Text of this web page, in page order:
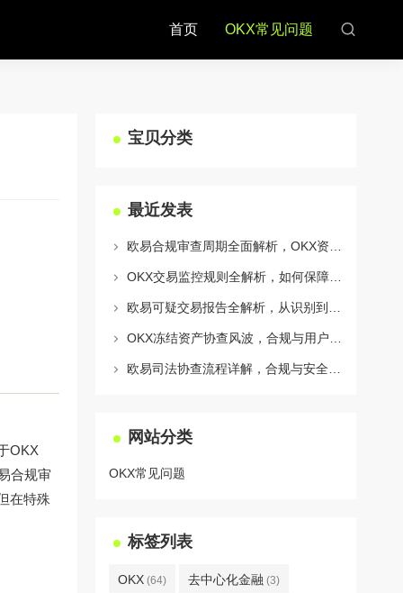
首页 OKX常见问题
OKX
合规审
在特殊
宝贝分类
最近发表
网站分类
OKX常见问题
标签列表
OKX (64) 去中心化金融 (3)